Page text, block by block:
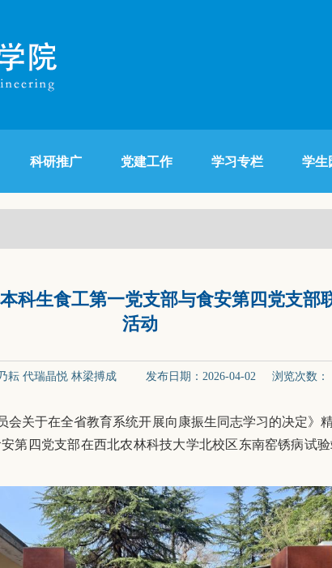
科研推广 党建工作 学习专栏 学生
生食工第一党支部与食安第四党支部
活动
耘 代瑞晶悦 林梁搏成 发布日期：2026-04-02 浏览次数：
会关于在全省教育系统开展向康振生同志学习的决定》
第四党支部在西北农林科技大学北校区东南窑锈病试